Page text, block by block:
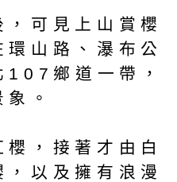
可見上山賞櫻
山路、瀑布公
107鄉道一帶，
。
，接著才由白
以及擁有浪漫